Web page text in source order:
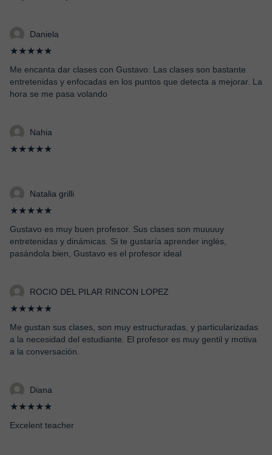
Daniela
★★★★★
Me encanta dar clases con Gustavo. Las clases son bastante
entretenidas y enfocadas en los puntos que detecta a mejorar. La
hora se me pasa volando
Nahia
★★★★★
Natalia grilli
★★★★★
Gustavo es muy buen profesor. Sus clases son muuuuy
entretenidas y dinámicas. Si te gustaría aprender inglés,
pasándola bien, Gustavo es el profesor ideal
ROCIO DEL PILAR RINCON LOPEZ
★★★★★
Me gustan sus clases, son muy estructuradas, y particularizadas
a la necesidad del estudiante. El profesor es muy gentil y motiva
a la conversación.
Diana
★★★★★
Excelent teacher